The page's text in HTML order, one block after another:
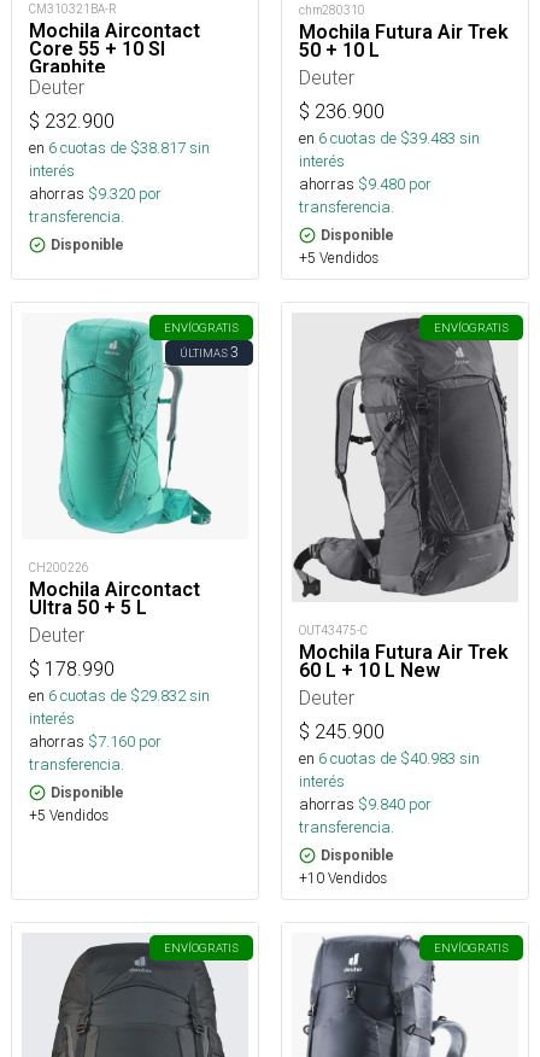
CM310321BA-R
Mochila Aircontact
Core 55 + 10 Sl
Graphite
Deuter
$ 232.900
en 6cuotas de $38.817sin
interés
ahorras $9.320 por
transferencia.
Disponible
chm280310
Mochila Futura Air Trek
50 + 10 L
Deuter
$ 236.900
en 6cuotas de $39.483 sin
interés
ahorras $9.480 por
transferencia.
Disponible
+5 Vendidos
ENVÍOGRATIS
ÚLTIMAS3
CH200226
Mochila Aircontact
Ultra 50 + 5 L
Deuter
$ 178.990
en 6cuotas de $29.832sin
interés
ahorras $7.160 por
transferencia.
Disponible
+5 Vendidos
ENVÍOGRATIS
OUT43475-C
Mochila Futura Air Trek
60 L + 10 L New
Deuter
$ 245.900
en 6cuotas de $40.983 sin
interés
ahorras $9.840 por
transferencia.
Disponible
+10 Vendidos
ENVÍOGRATIS ENVÍOGRATIS